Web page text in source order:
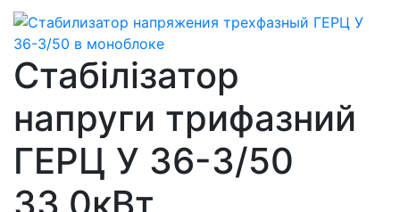
Стабілізатор
напруги трифазний
ГЕРЦ У 36-3/50